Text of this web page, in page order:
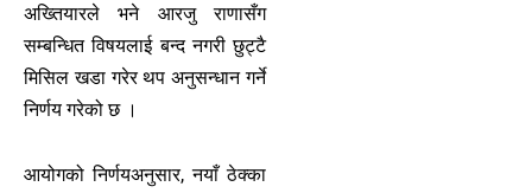
अख्तियारले भने आरजु राणासँग
सम्बन्धित विषयलाई बन्द नगरी छुट्टै
मिसिल खडा गरेर थप अनुसन्धान गर्ने
निर्णय गरेको छ ।
आयोगको निर्णयअनुसार, नयाँ ठेक्का